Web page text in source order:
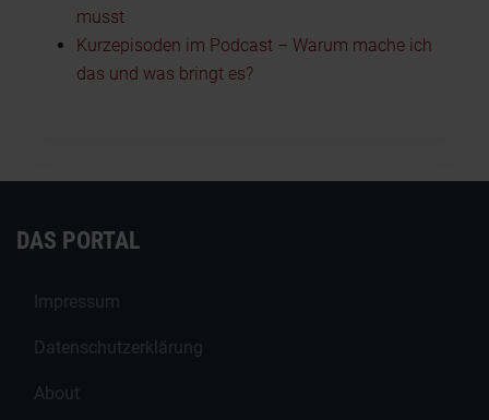
musst
Kurzepisoden im Podcast – Warum mache ich
das und was bringt es?
DAS PORTAL
Impressum
Datenschutzerklärung
About